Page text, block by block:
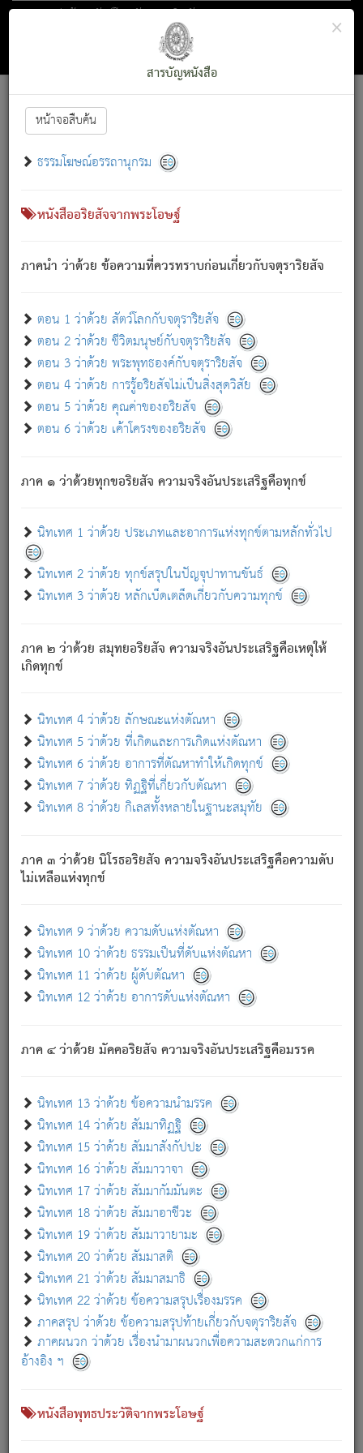
ตอน 1 ว่าด้วย สัตว์โลกกับจตุราริยสัจ
สารบัญ×
สารบัญหนังสือ
หน้าจอสืบค้น
ธรรมโฆษณ์อรรถานุกรม
หนังสืออริยสัจจากพระโอษฐ์
ภาคนำ ว่าด้วย ข้อความที่ควรทราบก่อนเกี่ยวกับจตุราริยสัจ
ตอน 1 ว่าด้วย สัตว์โลกกับจตุราริยสัจ
ตอน 2 ว่าด้วย ชีวิตมนุษย์กับจตุราริยสัจ
ตอน 3 ว่าด้วย พระพุทธองค์กับจตุราริยสัจ
ตอน 4 ว่าด้วย การรู้อริยสัจไม่เป็นสิ่งสุดวิสัย
ตอน 5 ว่าด้วย คุณค่าของอริยสัจ
ตอน 6 ว่าด้วย เค้าโครงของอริยสัจ
ภาค ๑ ว่าด้วยทุกขอริยสัจ ความจริงอันประเสริฐคือทุกข์
นิทเทศ 1 ว่าด้วย ประเภทและอาการแห่งทุกข์ตามหลักทั่วไป
นิทเทศ 2 ว่าด้วย ทุกข์สรุปในปัญจุปาทานขันธ์
นิทเทศ 3 ว่าด้วย หลักเบ็ดเตล็ดเกี่ยวกับความทุกข์
ภาค ๒ ว่าด้วย สมุทยอริยสัจ ความจริงอันประเสริฐคือเหตุให้
เกิดทุกข์
นิทเทศ 4 ว่าด้วย ลักษณะแห่งตัณหา
นิทเทศ 5 ว่าด้วย ที่เกิดและการเกิดแห่งตัณหา
นิทเทศ 6 ว่าด้วย อาการที่ตัณหาทำให้เกิดทุกข์
นิทเทศ 7 ว่าด้วย ทิฏฐิที่เกี่ยวกับตัณหา
นิทเทศ 8 ว่าด้วย กิเลสทั้งหลายในฐานะสมุทัย
ภาค ๓ ว่าด้วย นิโรธอริยสัจ ความจริงอันประเสริฐคือความดับ
ไม่เหลือแห่งทุกข์
นิทเทศ 9 ว่าด้วย ความดับแห่งตัณหา
นิทเทศ 10 ว่าด้วย ธรรมเป็นที่ดับแห่งตัณหา
นิทเทศ 11 ว่าด้วย ผู้ดับตัณหา
นิทเทศ 12 ว่าด้วย อาการดับแห่งตัณหา
ภาค ๔ ว่าด้วย มัคคอริยสัจ ความจริงอันประเสริฐคือมรรค
นิทเทศ 13 ว่าด้วย ข้อความนำมรรค
นิทเทศ 14 ว่าด้วย สัมมาทิฏฐิ
นิทเทศ 15 ว่าด้วย สัมมาสังกัปปะ
นิทเทศ 16 ว่าด้วย สัมมาวาจา
นิทเทศ 17 ว่าด้วย สัมมากัมมันตะ
นิทเทศ 18 ว่าด้วย สัมมาอาชีวะ
นิทเทศ 19 ว่าด้วย สัมมาวายามะ
นิทเทศ 20 ว่าด้วย สัมมาสติ
นิทเทศ 21 ว่าด้วย สัมมาสมาธิ
นิทเทศ 22 ว่าด้วย ข้อความสรุปเรื่องมรรค
ภาคสรุป ว่าด้วย ข้อความสรุปท้ายเกี่ยวกับจตุราริยสัจ
ภาคผนวก ว่าด้วย เรื่องนำมาผนวกเพื่อความสะดวกแก่การ
อ้างอิง ฯ
หนังสือพุทธประวัติจากพระโอษฐ์
Font :15 ]||
สัตว์โลกนี้ เกิดความเดือดร้อนแล้ว มีผัสสะบังหน้า
เขาสำคัญสิ่งใด โดยความเป็นประการใด แต่สิ่งนั้นย่อมเป็น
(ตามที่เป็นจริง) โดยประการอื่นจากที่เขาสำคัญนั้น
สัตว์โลกติดข้องอยู่ในภพ ถูกภพบังหน้าแล้ว มีภพโดยความ
เป็นอย่างอื่น (จากที่มันเป็นอยู่จริง) จึงได้เพลิดเพลินยิ่งนักในภพ
เขาเพลิดเพลินยิ่งนักในสิ่งใด สิ่งนั้นเป็นภัย (ที่เขาไม่รู้จัก)
เขากลัวต่อสิ่งใดสิ่งนั้นเป็นทุกข์
พรหมจรรย์นี้ อันบุคคลย่อมประพฤติ ก็เพื่อการละขาดซึ่ง
ภพ.
สมณะหรือพราหมณ์เหล่าใด กล่าวความหลุดพ้นจากภพว่า
มีได้เพราะภพ เรากล่าวว่า สมณะหรือพราหมณ์ทั้งปวงนั้น
มิใช่ผู้หลดพ้นจากภพ.
ภพ ว่ามีได้เพราะวิภพ[2]: เรากล่าวว่า สมณะหรือพราหมณ์ทั้ง
ปวงนั้น ก็ยังสลัดภพออกไปไม่ได้.
ก็ทุกข์นี้มีขึ้น เพราะอาศัยซึ่งอุปธิทั้งปวง.
เพราะความสิ้นไปแห่งอุปาทานทั้งปวง ความเกิดขึ้นแห่ง
ทุกข์จึงไม่มี.
ท่านจงดูโลกนี้เถิด (จะเห็นว่า) สัตว์ทั้งหลายอันอวิชาหนา
แน่นบังหนาแล้ว; และว่า สัตว์ผู้ยินดีในภพอันเป็นแล้วนั้น ย่อม
อันเป็นไปในที่หรือเวลาทั้งปวง[3]เพื่อความมีแห่งประโยชน์โดย
ประการทั้งปวง; ภพทั้งหลายทั้งหมดนั้น ไม่เที่ยง เป็นทุกข์ มี
ความแปรปรวนเป็นธรรมดา.
อย่างนี้อยู่; เขาย่อมละภวตัณหาได้ และไม่เพลิดเพลินวิภวตัณหา
ด้วย.
ความดับเพราะความสำรอกไม่เหลือ (แห่งภพทั้งหลาย)
เพราะความสิ้นไปแห่งตัณหาโดยประการทั้งปวง นั้นคือ
นิพพาน.
ภพใหม่ย่อมไม่มีแก่ภิกษุนั้น ผู้ดับเย็นสนิทแล้ว เพราะไม่มี
ภิกษุนั้น เป็นผู้ครอบงำมารได้แล้ว ชนะสงครามแล้ว ก้าวล่วง
ภพทั้งหลายทั้งปวงได้แล้ว เป็นผู้คงที่ (คือไม่เปลี่ยนแปลงอีกต่อ
- อุ.ขุ. ๒๕/๑๒๑/๘๔.
(ข้อความนี้ เป็นพระพุทธอุทานที่ทรงเปล่งออก ที่โคนต้นโพธิ์
เป็นที่ตรัสรู้ เมื่อตรัสรู้แล้วได้ 7 วัน)
เกี่ยวกับธรรมโฆษณ์ออนไลน์ (Disclaimer)
แม้ระบบ "ธรรมโฆษณ์ออนไลน์" พยายามปรับปรุงข้อมูลให้ถูกต้องมากที่สุด
ผู้ศึกษาก็พึงตรวจสอบกับตัวเล่มหนังสือต้นฉบับ ที่มีการพิมพ์ครั้งล่าสุด
ก่อนนำข้อมูลไปใช้ในการอ้างอิง"
เกี่ยวกับอัตถจารี|เกี่ยวกับการพัฒนา|แจ้งข้อผิดพลาด / แนะนำ
หนังสือที่เกี่ยวข้อง